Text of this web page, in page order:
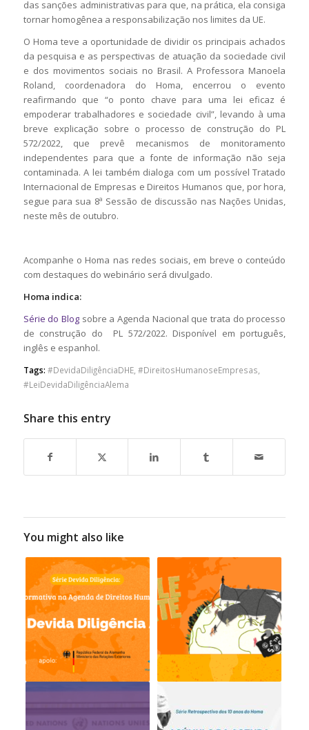
das sanções administrativas para que, na prática, ela consiga
tornar homogênea a responsabilização nos limites da UE.
O Homa teve a oportunidade de dividir os principais achados
da pesquisa e as perspectivas de atuação da sociedade civil
e dos movimentos sociais no Brasil. A Professora Manoela
Roland, coordenadora do Homa, encerrou o evento
reafirmando que “o ponto chave para uma lei eficaz é
empoderar trabalhadores e sociedade civil”, levando à uma
breve explicação sobre o processo de construção do PL
572/2022, que prevê mecanismos de monitoramento
independentes para que a fonte de informação não seja
contaminada. A lei também dialoga com um possível Tratado
Internacional de Empresas e Direitos Humanos que, por hora,
segue para sua 8ª Sessão de discussão nas Nações Unidas,
neste mês de outubro.
Acompanhe o Homa nas redes sociais, em breve o conteúdo
com destaques do webinário será divulgado.
Homa indica:
Série do Blogsobre a Agenda Nacional que trata do processo
de construção do PL 572/2022. Disponível em português,
inglês e espanhol.
Tags: #DevidaDiligênciaDHE, #DireitosHumanoseEmpresas,
#LeiDevidaDiligênciaAlema
Share this entry
You might also like